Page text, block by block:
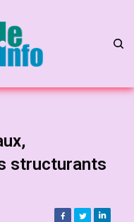
structurants